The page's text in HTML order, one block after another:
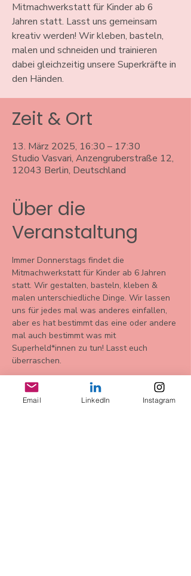
Mitmachwerkstatt für Kinder ab 6
Jahren statt. Lasst uns gemeinsam
kreativ werden! Wir kleben, basteln,
malen und schneiden und trainieren
dabei gleichzeitig unsere Superkräfte in
den Händen.
Zeit & Ort
13. März 2025, 16:30 – 17:30
Studio Vasvari, Anzengruberstraße 12,
12043 Berlin, Deutschland
Über die
Veranstaltung
Immer Donnerstags findet die
Mitmachwerkstatt für Kinder ab 6 Jahren
statt. Wir gestalten, basteln, kleben &
malen unterschiedliche Dinge. Wir lassen
uns für jedes mal was anderes einfallen,
aber es hat bestimmt das eine oder andere
mal auch bestimmt was mit
Superheld*innen zu tun! Lasst euch
überraschen.
Email LinkedIn Instagram